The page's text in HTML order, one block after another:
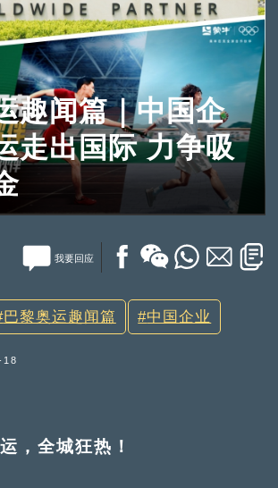
趣闻篇｜中国企
走出国际 力争吸
我要回应
巴黎奥运趣闻篇 中国企业
18
全城狂热！